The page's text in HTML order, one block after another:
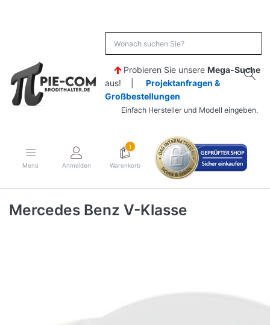
Probieren Sie unsere Mega-Suche
aus! | Projektanfragen &
Großbestellungen
Einfach Hersteller und Modell eingeben.
Menü Anmelden
1
Warenkorb
Mercedes Benz V-Klasse